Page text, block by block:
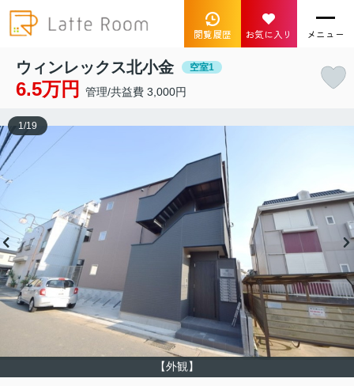
閲覧履歴 お気に入り メニュー
ウィンレックス北小金 空室1
6.5万円 管理/共益費 3,000円
【外観】
1 /19